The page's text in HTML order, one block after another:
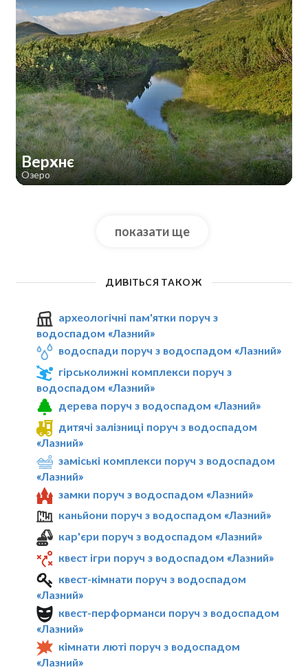
Верхнє
Озеро
показати ще
ДИВІТЬСЯ ТАКОЖ
археологічні пам'ятки поруч з
водоспадом «Лазний»
водоспади поруч з водоспадом «Лазний»
гірськолижні комплекси поруч з
водоспадом «Лазний»
дерева поруч з водоспадом «Лазний»
дитячі залізниці поруч з водоспадом
«Лазний»
заміські комплекси поруч з водоспадом
«Лазний»
замки поруч з водоспадом «Лазний»
каньйони поруч з водоспадом «Лазний»
кар'єри поруч з водоспадом «Лазний»
квест ігри поруч з водоспадом «Лазний»
квест-кімнати поруч з водоспадом
«Лазний»
квест-перформанси поруч з водоспадом
«Лазний»
кімнати люті поруч з водоспадом
«Лазний»